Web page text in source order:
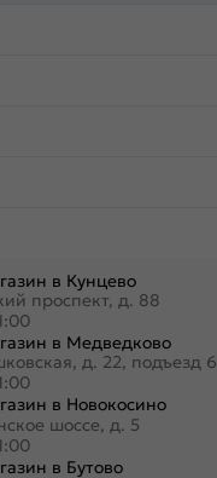
в Кунцево
проспект, д. 88
в Медведково
д. 22, подъезд 6
в Новокосино
шоссе, д. 5
в Бутово